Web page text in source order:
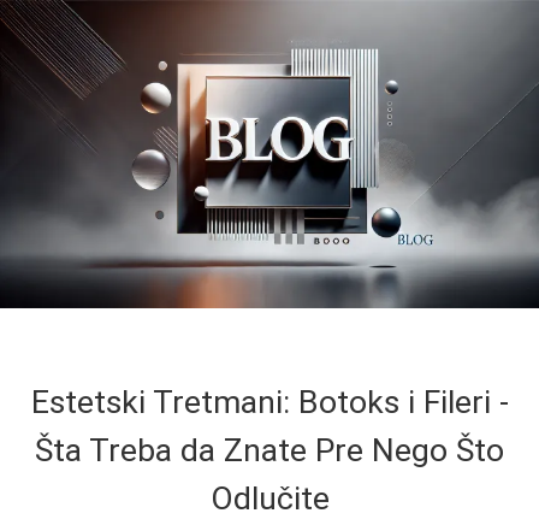
Estetski Tretmani: Botoks i Fileri -
Šta Treba da Znate Pre Nego Što
Odlučite